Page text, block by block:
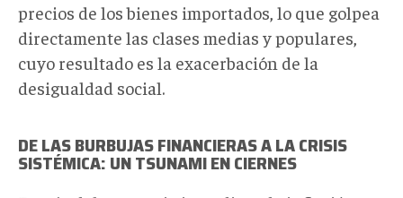
precios de los bienes importados, lo que golpea
directamente las clases medias y populares,
cuyo resultado es la exacerbación de la
desigualdad social.
DE LAS BURBUJAS FINANCIERAS A LA CRISIS
SISTÉMICA: UN TSUNAMIEN CIERNES